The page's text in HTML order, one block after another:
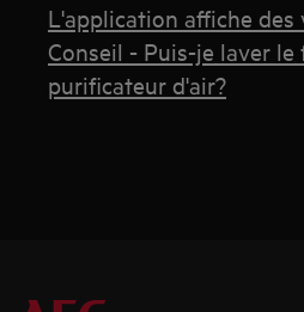
L'application affiche des
Conseil - Puis-je laver
purificateur d'air?